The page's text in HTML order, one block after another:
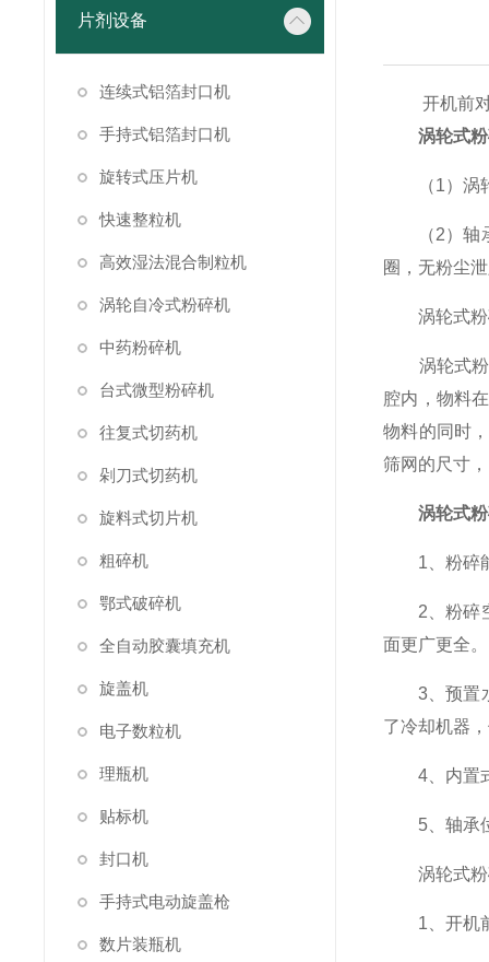
片剂设备
连续式铝箔封口机
手持式铝箔封口机
旋转式压片机
快速整粒机
高效湿法混合制粒机
涡轮自冷式粉碎机
中药粉碎机
台式微型粉碎机
往复式切药机
剁刀式切药机
旋料式切片机
粗碎机
鄂式破碎机
全自动胶囊填充机
旋盖机
电子数粒机
理瓶机
贴标机
封口机
手持式电动旋盖枪
数片装瓶机
开机前对
涡轮式
（1）涡轮
（2）轴承
圈，无粉尘
涡轮式粉
涡轮式粉碎
腔内，物料
物料的同时
筛网的尺寸
涡轮式
1、粉碎能
2、粉碎空
面更广更全。
3、预置水
了冷却机器
4、内置式
5、轴承位
涡轮式粉
1、开机前